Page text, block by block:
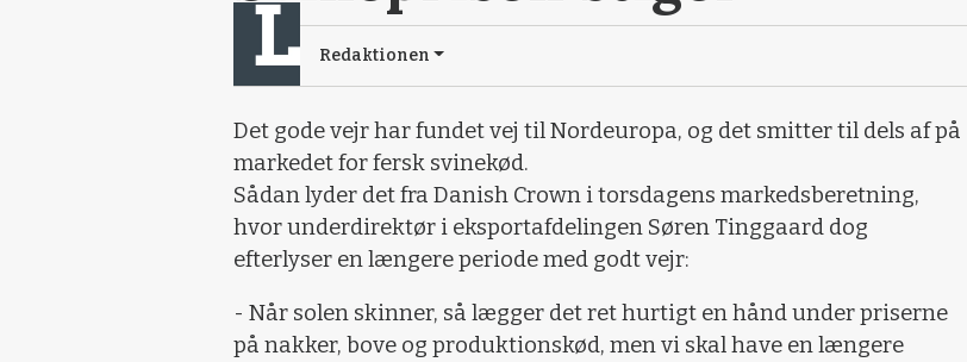
Redaktionen
Det gode vejr har fundet vej til Nordeuropa, og det smitter til dels af på
markedet for fersk svinekød.
Sådan lyder det fra Danish Crown i torsdagens markedsberetning,
hvor underdirektør i eksportafdelingen Søren Tinggaard dog
efterlyser en længere periode med godt vejr:
- Når solen skinner, så lægger det ret hurtigt en hånd under priserne
på nakker, bove og produktionskød, men vi skal have en længere